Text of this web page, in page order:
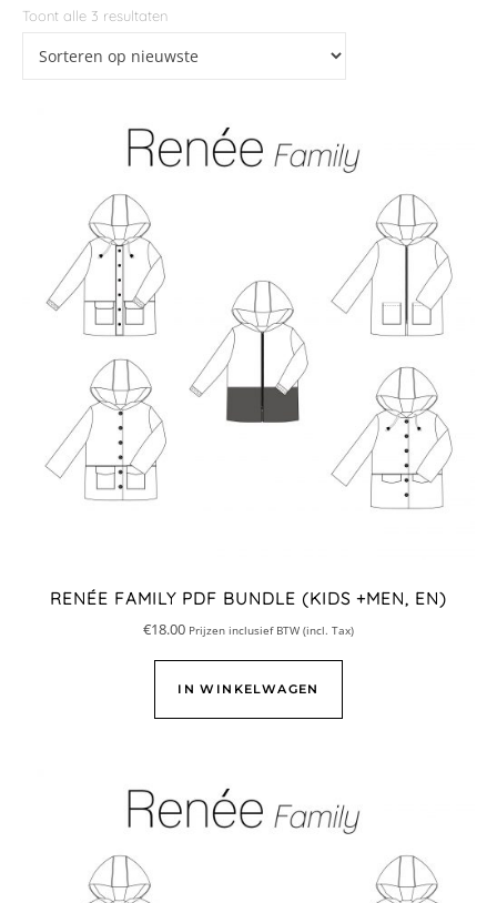
Toont alle 3 resultaten
RENÉE FAMILY PDF BUNDLE (KIDS +MEN, EN)
€18.00 Prijzen inclusief BTW (incl. Tax)
IN WINKELWAGEN